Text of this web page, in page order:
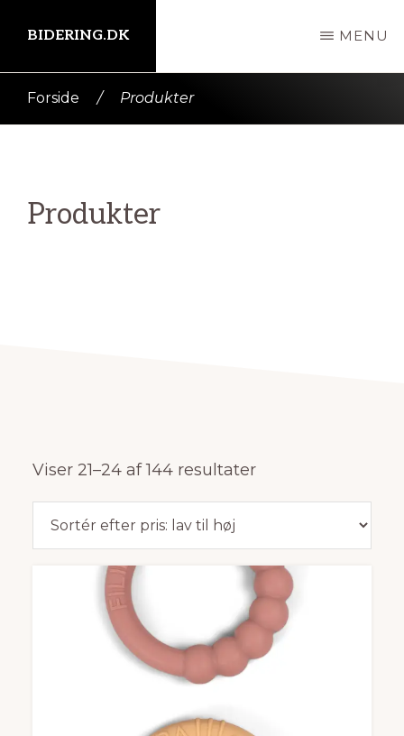
indhold
BIDERING.DK MENU
Forside / Produkter
Produkter
Viser 21–24 af 144 resultaterSorteret
efter
til